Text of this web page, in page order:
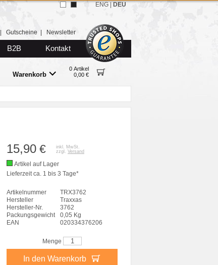
Gutscheine Newsletter
B2B Kontakt
Warenkorb
0 Artikel
0,00 €
ENG DEU
15,90 €
inkl. MwSt.
zzgl. Versand
Artikel auf Lager
Lieferzeit ca. 1 bis 3 Tage*
Artikelnummer
TRX3762
Hersteller
Traxxas
Hersteller-Nr.
3762
Packungsgewicht
0,05 Kg
EAN
020334376206
Menge
In den Warenkorb